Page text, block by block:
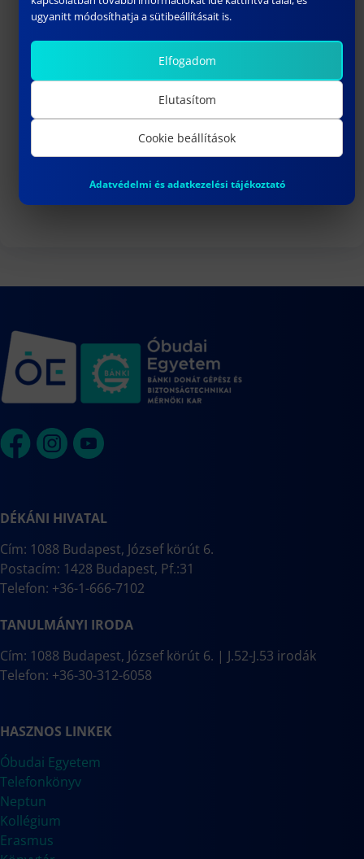
1
szeptember 01
Welcome Fesztivál
Bánki Gólyatábor – 2026
SZEPT 10:15-13:00
DR. VARGA PÉTER JÁNOS egyetemi
docens habilitációs eljárása
Naptár megtekintése
DÉKÁNI HIVATAL
Cím: 1088 Budapest, József körút 6.
Postacím: 1428 Budapest, Pf.:31
Telefon: +36-1-666-7102
TANULMÁNYI IRODA
Cím: 1088 Budapest, József körút 6. | J.52-J.53 irodák
Telefon: +36-30-312-6058
HASZNOS LINKEK
Óbudai Egyetem
Telefonkönyv
Neptun
Kollégium
Erasmus
ugyanitt módosíthatja a sütibeállításait is.
Elfogadom
Elutasítom
Cookie beállítások
Adatvédelmi és adatkezelési tájékoztató